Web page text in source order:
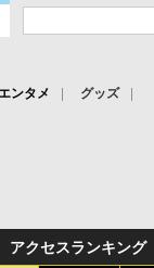
ンタメ グッズ
アクセスランキング